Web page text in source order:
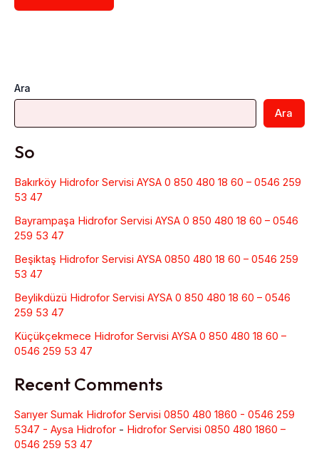
Ara
Ara
So
Bakırköy Hidrofor Servisi AYSA 0 850 480 18 60 – 0546 259
53 47
Bayrampaşa Hidrofor Servisi AYSA 0 850 480 18 60 – 0546
259 53 47
Beşiktaş Hidrofor Servisi AYSA 0850 480 18 60 – 0546 259
53 47
Beylikdüzü Hidrofor Servisi AYSA 0 850 480 18 60 – 0546
259 53 47
Küçükçekmece Hidrofor Servisi AYSA 0 850 480 18 60 –
0546 259 53 47
Recent Comments
Sarıyer Sumak Hidrofor Servisi 0850 480 1860 - 0546 259
5347 - Aysa Hidrofor - Hidrofor Servisi 0850 480 1860 –
0546 259 53 47